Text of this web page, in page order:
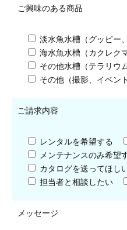
ご興味のある商品
淡水魚水槽（グッピー
海水魚水槽（カクレク
その他水槽（テラリウ
その他（撮影、イベン
ご請求内容
レンタルを希望する
メンテナンスのみ希望
カタログを送ってほし
担当者と相談したい
メッセージ